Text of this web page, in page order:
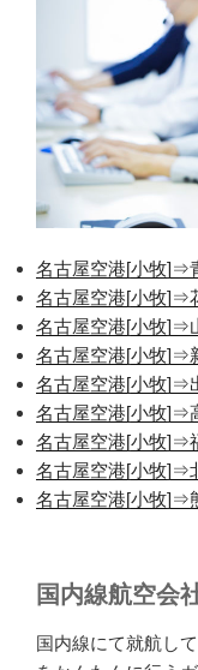
名古屋空港[小牧]⇒
名古屋空港[小牧]⇒
名古屋空港[小牧]⇒
名古屋空港[小牧]⇒
名古屋空港[小牧]⇒
名古屋空港[小牧]⇒
名古屋空港[小牧]⇒
名古屋空港[小牧]⇒
名古屋空港[小牧]⇒
国内線航空会
国内線にて就航し